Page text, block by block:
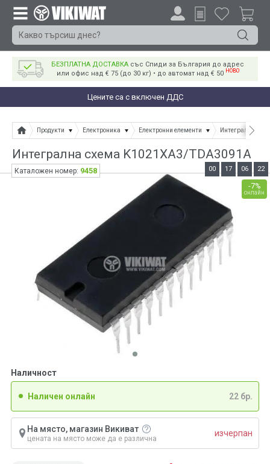
БЕЗПЛАТНА ДОСТАВКА със Спиди за България до адрес
или офис над € 75 (до 30 кг) • до автомат над € 50 НОВО
Цените са с включен ДДС
Продукти Електроника Електронни елементи Интегрални
Интегрална схема K1021ХА3/TDA3091A
Наличност
Наличен онлайн 22 бр.
На място, магазин Викиват
цената на място може да е различна
изчерпан
-7%
онлайн
00 17 06 22
Каталожен номер: 9458